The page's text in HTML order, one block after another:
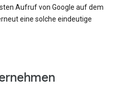
Aufruf von Google auf dem
eine solche eindeutige